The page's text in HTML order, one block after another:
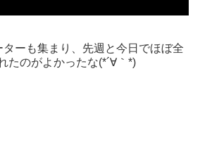
ーも集まり、先週と今日でほぼ全
たのがよかったな(*´∀｀*)